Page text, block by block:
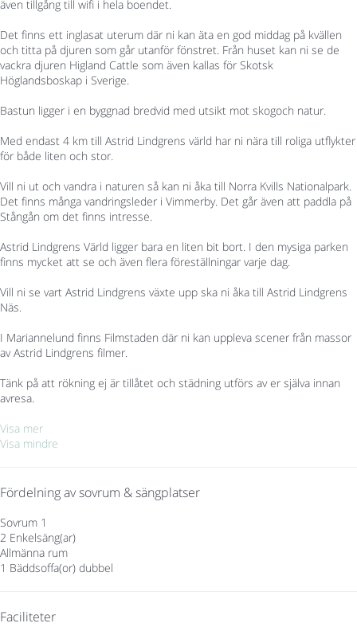
även tillgång till wifi i hela boendet.
Det finns ett inglasat uterum där ni kan äta en god middag på kvällen
och titta på djuren som går utanför fönstret. Från huset kan ni se de
vackra djuren Higland Cattle som även kallas för Skotsk
Höglandsboskap i Sverige.
Bastun ligger i en byggnad bredvid med utsikt mot skogoch natur.
Med endast 4 km till Astrid Lindgrens värld har ni nära till roliga utflykter
för både liten och stor.
Vill ni ut och vandra i naturen så kan ni åka till Norra Kvills Nationalpark.
Det finns många vandringsleder i Vimmerby. Det går även att paddla på
Stångån om det finns intresse.
Astrid Lindgrens Värld ligger bara en liten bit bort. I den mysiga parken
finns mycket att se och även flera föreställningar varje dag.
Vill ni se vart Astrid Lindgrens växte upp ska ni åka till Astrid Lindgrens
Näs.
I Mariannelund finns Filmstaden där ni kan uppleva scener från massor
av Astrid Lindgrens filmer.
Tänk på att rökning ej är tillåtet och städning utförs av er själva innan
avresa.
Visa mer
Visa mindre
Fördelning av sovrum & sängplatser
Sovrum 1
2 Enkelsäng(ar)
Allmänna rum
1 Bäddsoffa(or) dubbel
Faciliteter